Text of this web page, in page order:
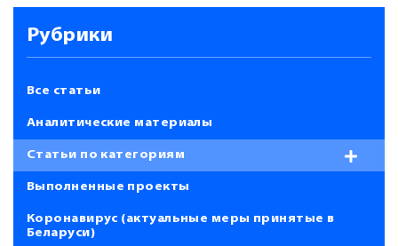
Рубрики
Все статьи
Аналитические материалы
Статьи по категориям
Выполненные проекты
Коронавирус (актуальные меры принятые в
Беларуси)